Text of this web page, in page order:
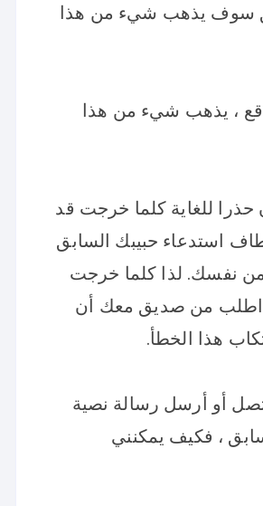
سوف يذهب شيء من هذا
، يذهب شيء من هذا
للغاية كلما خرجت قد
استدعاء حبيبك السابق
نفسك. لذا كلما خرجت
من صديق معك أن
هذا الخطأ.
أو أرسل رسالة نصية
، فكيف يمكنني